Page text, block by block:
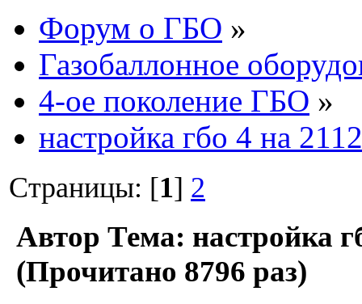
Форум о ГБО »
Газобаллонное
4-ое поколение ГБО »
настройка гбо 4 на 2112
Страницы: [1] 2
Автор Тема: настройка
(Прочитано 8796 раз)